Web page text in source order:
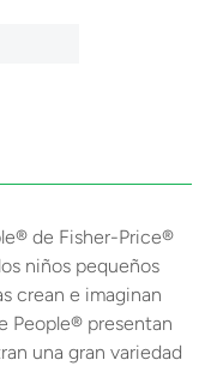
de Fisher-Price®
niños pequeños
crean e imaginan
People® presentan
una gran variedad